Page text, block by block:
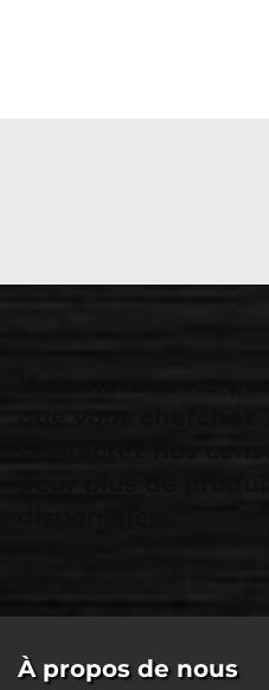
À propos de nous